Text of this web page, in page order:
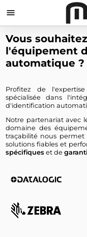

Vous
l'équipement
automatique ?
Profitez de
spécialisée dans
d'identification
Notre partenariat avec
domaine des
traçabilité nous
solutions fiables et
spécifiques et de